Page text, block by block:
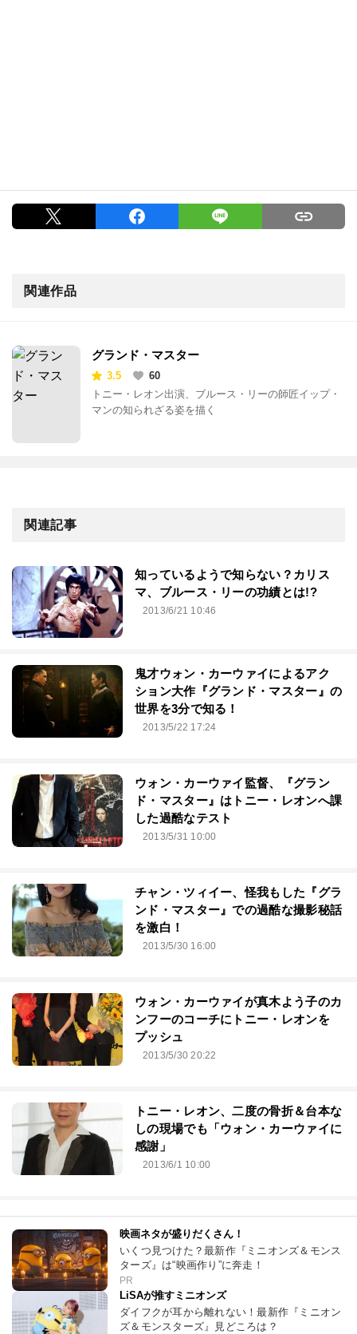
関連作品
グランド・マスター
3.5
60
トニー・レオン出演、ブルース・リーの師匠イップ・
マンの知られざる姿を描く
関連記事
知っているようで知らない？カリス
マ、ブルース・リーの功績とは!?
2013/6/21 10:46
鬼才ウォン・カーウァイによるアク
ション大作『グランド・マスター』の
世界を3分で知る！
2013/5/22 17:24
ウォン・カーウァイ監督、『グラン
ド・マスター』はトニー・レオンへ課
した過酷なテスト
2013/5/31 10:00
チャン・ツィイー、怪我もした『グラ
ンド・マスター』での過酷な撮影秘話
を激白！
2013/5/30 16:00
ウォン・カーウァイが真木よう子のカ
ンフーのコーチにトニー・レオンを
プッシュ
2013/5/30 20:22
トニー・レオン、二度の骨折＆台本な
しの現場でも「ウォン・カーウァイに
感謝」
2013/6/1 10:00
映画ネタが盛りだくさん！
いくつ見つけた？最新作『ミニオンズ＆モンス
ターズ』は“映画作り”に奔走！
PR
LiSAが推すミニオンズ
ダイフクが耳から離れない！最新作『ミニオン
ズ＆モンスターズ』見どころは？